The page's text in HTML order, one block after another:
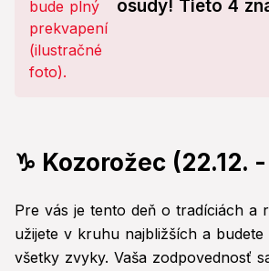
osudy! Tieto 4
♑ Kozorožec (22.12. -
Pre vás je tento deň o tradíciách a
užijete v kruhu najbližších a
všetky zvyky. Vaša zodpovednosť